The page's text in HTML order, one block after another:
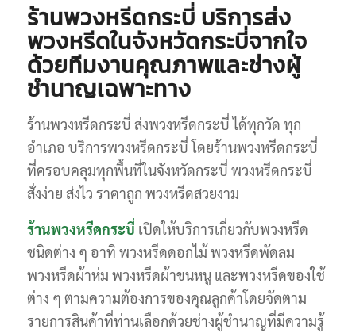
ร้านพวงหรีดกระบี่ บริการส่ง
พวงหรีดในจังหวัดกระบี่จากใจ
ด้วยทีมงานคุณภาพและช่างผู้
ชำนาญเฉพาะทาง
ร้านพวงหรีดกระบี่ ส่งพวงหรีดกระบี่ ได้ทุกวัด ทุก
อำเภอ บริการพวงหรีดกระบี่ โดยร้านพวงหรีดกระบี่
ที่ครอบคลุมทุกพื้นที่ในจังหวัดกระบี่ พวงหรีดกระบี่
สั่งง่าย ส่งไว ราคาถูก พวงหรีดสวยงาม
ร้านพวงหรีดกระบี่ เปิดให้บริการเกี่ยวกับพวงหรีด
ชนิดต่าง ๆ อาทิ พวงหรีดดอกไม้ พวงหรีดพัดลม
พวงหรีดผ้าห่ม พวงหรีดผ้าขนหนู และพวงหรีดของใช้
ต่าง ๆ ตามความต้องการของคุณลูกค้าโดยจัดตาม
รายการสินค้าที่ท่านเลือกด้วยช่างผู้ชำนาญที่มีความรู้